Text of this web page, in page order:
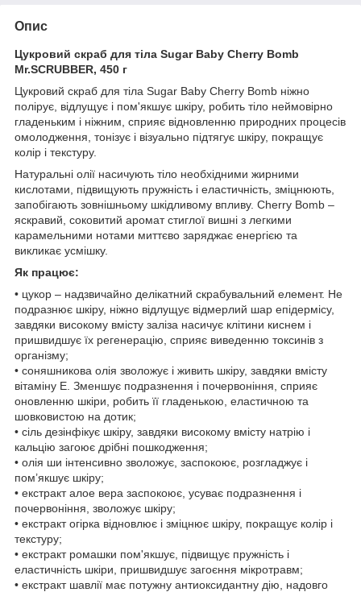
Опис
Цукровий скраб для тіла Sugar Baby Cherry Bomb
Mr.SCRUBBER, 450 г
Цукровий скраб для тіла Sugar Baby Cherry Bomb ніжно
полірує, відлущує і пом'якшує шкіру, робить тіло неймовірно
гладеньким і ніжним, сприяє відновленню природних процесів
омолодження, тонізує і візуально підтягує шкіру, покращує
колір і текстуру.
Натуральні олії насичують тіло необхідними жирними
кислотами, підвищують пружність і еластичність, зміцнюють,
запобігають зовнішньому шкідливому впливу. Cherry Bomb –
яскравий, соковитий аромат стиглої вишні з легкими
карамельними нотами миттєво заряджає енергією та
викликає усмішку.
Як працює:
• цукор – надзвичайно делікатний скрабувальний елемент. Не
подразнює шкіру, ніжно відлущує відмерлий шар епідермісу,
завдяки високому вмісту заліза насичує клітини киснем і
пришвидшує їх регенерацію, сприяє виведенню токсинів з
організму;
• соняшникова олія зволожує і живить шкіру, завдяки вмісту
вітаміну Е. Зменшує подразнення і почервоніння, сприяє
оновленню шкіри, робить її гладенькою, еластичною та
шовковистою на дотик;
• сіль дезінфікує шкіру, завдяки високому вмісту натрію і
кальцію загоює дрібні пошкодження;
• олія ши інтенсивно зволожує, заспокоює, розгладжує і
пом’якшує шкіру;
• екстракт алое вера заспокоює, усуває подразнення і
почервоніння, зволожує шкіру;
• екстракт огірка відновлює і зміцнює шкіру, покращує колір і
текстуру;
• екстракт ромашки пом'якшує, підвищує пружність і
еластичність шкіри, пришвидшує загоєння мікротравм;
• екстракт шавлії має потужну антиоксидантну дію, надовго